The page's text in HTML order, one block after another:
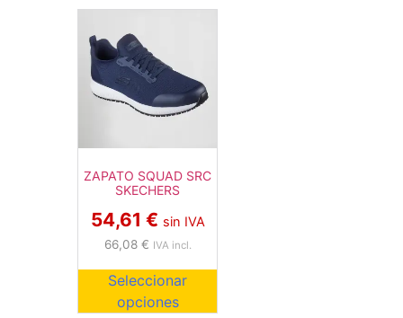
ZAPATO SQUAD SRC
SKECHERS
54,61 € sin IVA
66,08 € IVA incl.
Seleccionar
opciones